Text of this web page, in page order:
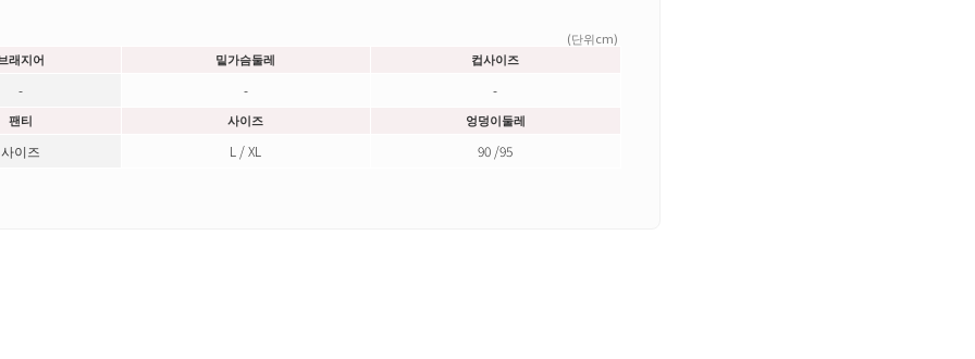
(단위cm)
래지어
밑가슴둘레 컵사이즈
- - -
팬티 사이즈 엉덩이둘레
사이즈 L / XL 90 /95